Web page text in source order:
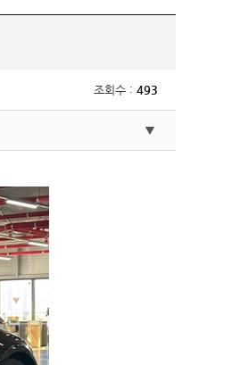
조회수 : 493